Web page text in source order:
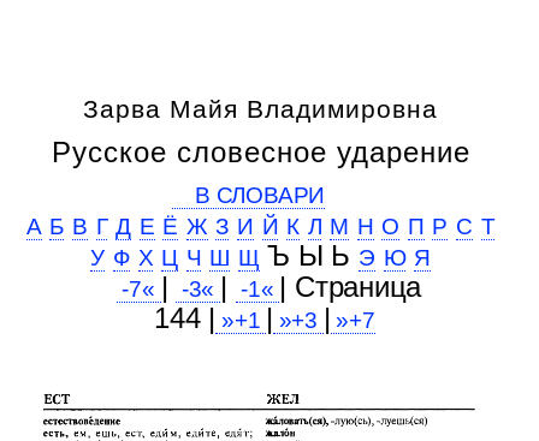
Зарва Майя Владимировна
Русское словесное ударение
В СЛОВАРИ
А Б В Г Д Е Ё Ж З И Й К Л М Н О П Р С Т
У Ф Х Ц Ч Ш Щ Ъ Ы Ь Э Ю Я
-7« | -3« | -1« | Cтраница
144 | »+1 | »+3 | »+7